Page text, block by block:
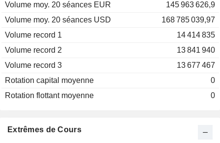
Volume moy. 20 séances EUR
145 963 626,9
Volume moy. 20 séances USD
168 785 039,97
Volume record 1
14 414 835
Volume record 2
13 841 940
Volume record 3
13 677 467
Rotation capital moyenne
0
Rotation flottant moyenne
0
Extrêmes de Cours